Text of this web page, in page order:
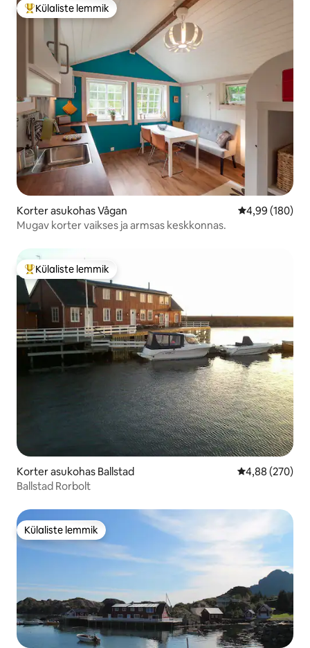
Külaliste suur lemmik
Külaliste lemmik
Korter asukohas Vågan Keskmine
4,99 (180)
Mugav korter vaikses ja armsas keskkonnas.
Külaliste suur lemmik
Külaliste lemmik
Korter asukohas Ballstad Keskmine
4,88 (270)
Ballstad Rorbolt
Külaliste lemmik
Külaliste lemmik